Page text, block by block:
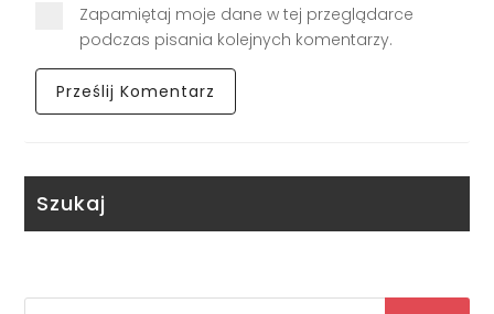
Zapamiętaj moje dane w tej przeglądarce
podczas pisania kolejnych komentarzy.
Szukaj